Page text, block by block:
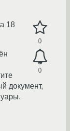
0
0
18
документ,